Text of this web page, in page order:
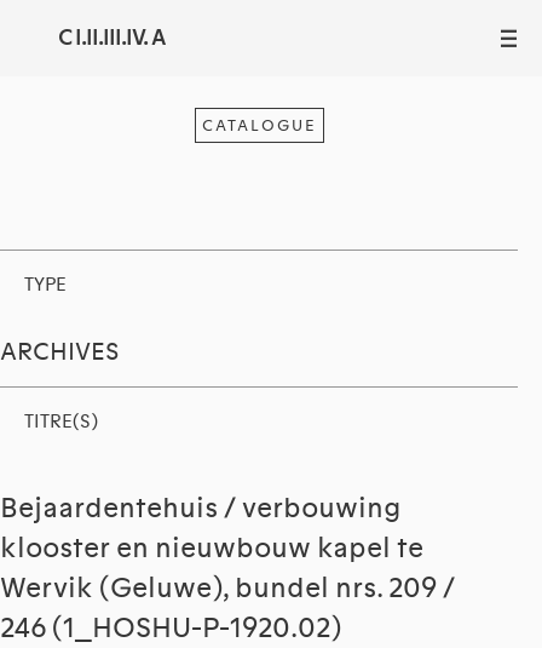
C I.II.III.IV. A III
CATALOGUE
TYPE
ARCHIVES
TITRE(S)
Bejaardentehuis / verbouwing
klooster en nieuwbouw kapel te
Wervik (Geluwe), bundel nrs. 209 /
246 (1_HOSHU-P-1920.02)